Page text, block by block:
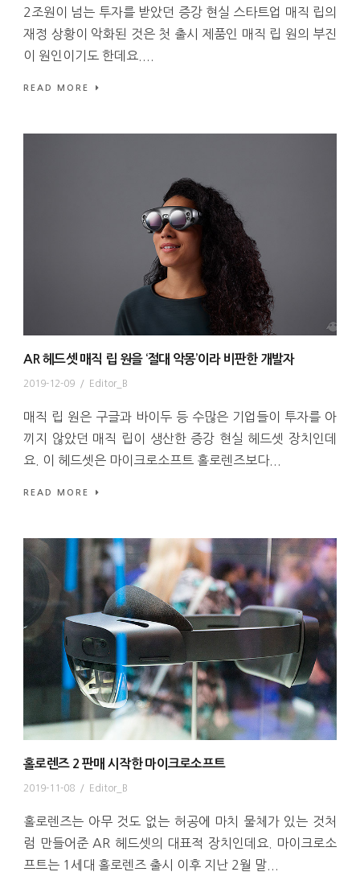
2조원이 넘는 투자를 받았던 증강 현실 스타트업 매직 립의
재정 상황이 악화된 것은 첫 출시 제품인 매직 립 원의 부진
이 원인이기도 한데요....
READ MORE
AR 헤드셋 매직 립 원을 ‘절대 악몽’이라 비판한 개발자
2019-12-09 / Editor_B
매직 립 원은 구글과 바이두 등 수많은 기업들이 투자를 아
끼지 않았던 매직 립이 생산한 증강 현실 헤드셋 장치인데
요. 이 헤드셋은 마이크로소프트 홀로렌즈보다...
READ MORE
홀로렌즈 2 판매 시작한 마이크로소프트
2019-11-08 / Editor_B
홀로렌즈는 아무 것도 없는 허공에 마치 물체가 있는 것처
럼 만들어준 AR 헤드셋의 대표적 장치인데요. 마이크로소
프트는 1세대 홀로렌즈 출시 이후 지난 2월 말...